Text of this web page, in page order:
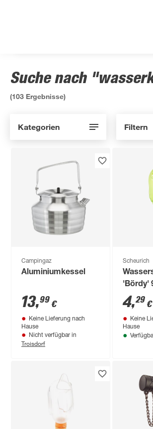
Suche nach
(103 Ergebnisse)
Kategorien Filtern
Campingaz
Aluminiumkessel
13,99 €
Keine Lieferung nach
Hause
Nicht verfügbar in
Troisdorf
Scheurich
'Bördy'
4,29 €
Keine
Hause